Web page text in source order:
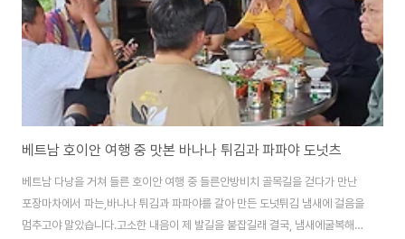
베트남 호이안 여행 중 맛본 바나나 튀김과 파파야 도넛츠
베트남 다낭을 거쳐 들른 호이안 여행 중 들른안방비치 골목길을 걷다가 만난
포장마차에서 파는,바나나 튀김과 파파야를 갈아 만든 도넛튀김 냄새에 걸음을
멈추고야 말았습니다.고소한 내음이 제 발길을 붙잡길래 결국, 냄새에굴복해